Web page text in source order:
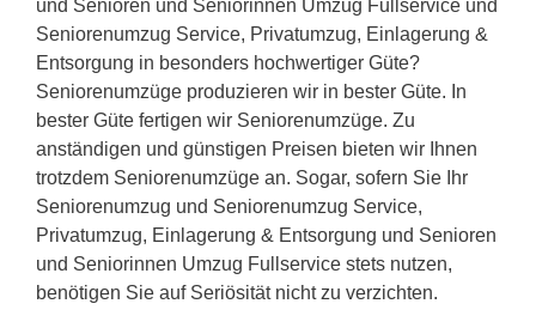
und Senioren und Seniorinnen Umzug Fullservice und
Seniorenumzug Service, Privatumzug, Einlagerung &
Entsorgung in besonders hochwertiger Güte?
Seniorenumzüge produzieren wir in bester Güte. In
bester Güte fertigen wir Seniorenumzüge. Zu
anständigen und günstigen Preisen bieten wir Ihnen
trotzdem Seniorenumzüge an. Sogar, sofern Sie Ihr
Seniorenumzug und Seniorenumzug Service,
Privatumzug, Einlagerung & Entsorgung und Senioren
und Seniorinnen Umzug Fullservice stets nutzen,
benötigen Sie auf Seriösität nicht zu verzichten.